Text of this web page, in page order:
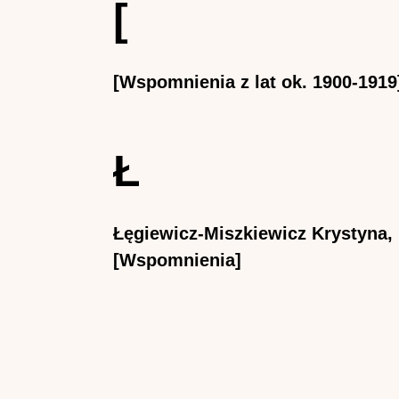
[
[Wspomnienia z lat ok. 1900-
Ł
Łęgiewicz-Miszkiewicz Krystyna,
[Wspomnienia]